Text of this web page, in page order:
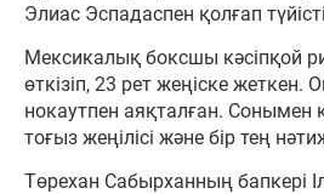
Элиас Эспадаспен қолғап
Мексикалық боксшы кәсіпқой
өткізіп, 23 рет жеңіске жеткен.
нокаутпен аяқталған. Сонымен
тоғыз жеңілісі және бір тең
Төрехан Сабырханның бапкері